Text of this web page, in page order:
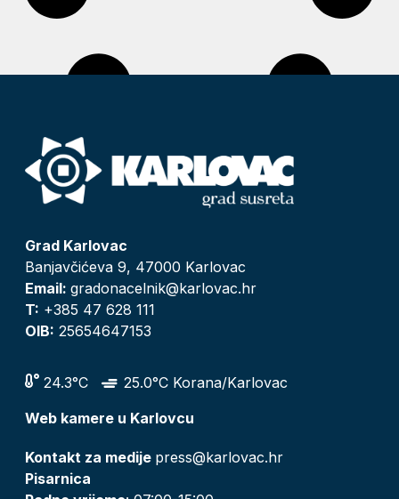
Grad Karlovac
Banjavčićeva 9, 47000 Karlovac
Email: gradonacelnik@karlovac.hr
T: +385 47 628 111
OIB: 25654647153
24.3°C
25.0°C Korana/Karlovac
Web kamere u Karlovcu
Kontakt za medije press@karlovac.hr
Pisarnica